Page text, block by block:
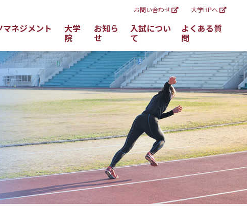
お問い合わせ 大学HPへ
マネジメント
大学
院
お知ら
せ
入試につい
て
よくある質
問